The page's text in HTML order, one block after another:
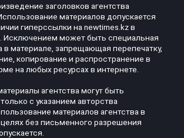
заголовков агентства
материалов допускается
гиперссылки на newtimes.kz в
Исключением может быть специальная
в материале, запрещающая перепечатку,
копирование и распространение в
на любых ресурсах в интернете.
агентства могут быть
с указанием авторства
материалов агентства в
без письменного разрешения